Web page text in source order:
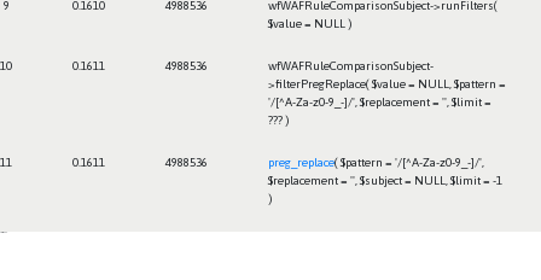
9 0.1610 4988536
wfWAFRuleComparisonSubject->runFilters(
$value = NULL )
10 0.1611 4988536
wfWAFRuleComparisonSubject-
>filterPregReplace($value = NULL
$pattern =
'/[^A-Za-z0-9_-]/' $replacement = '' $limit =
??? )
11 0.1611 4988536 preg_replace($pattern = '/[^A-Za-z0-9_-]/'
$replacement = '' $subject = NULL $limit = -1
)